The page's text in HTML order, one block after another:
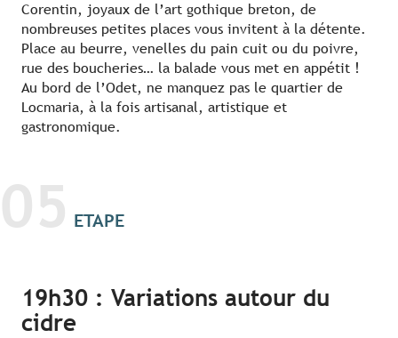
Corentin, joyaux de l’art gothique breton, de
nombreuses petites places vous invitent à la détente.
Place au beurre, venelles du pain cuit ou du poivre,
rue des boucheries… la balade vous met en appétit !
Au bord de l’Odet, ne manquez pas le quartier de
Locmaria, à la fois artisanal, artistique et
gastronomique.
05 ETAPE
19h30 : Variations autour du
cidre